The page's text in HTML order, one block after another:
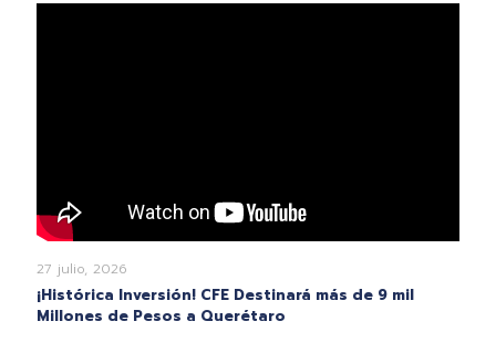
27 julio, 2026
¡Histórica Inversión! CFE Destinará más de 9 mil
Millones de Pesos a Querétaro